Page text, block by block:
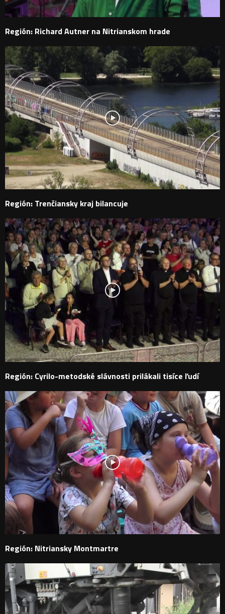
Región: Richard Autner na Nitrianskom hrade
Región: Trenčiansky kraj bilancuje
Región: Cyrilo-metodské slávnosti prilákali tisíce ľudí
Región: Nitriansky Montmartre